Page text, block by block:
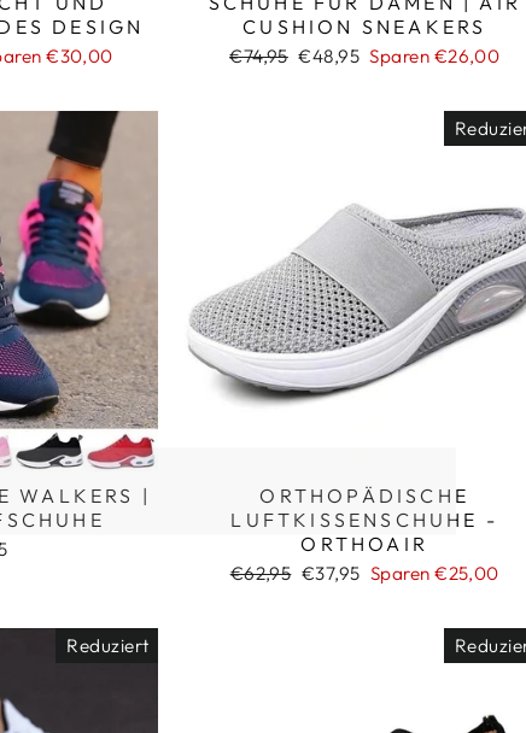
DESIGN
€30,00
CUSHION SNEAKERS
Normaler
€74,95 Sonderpreis
€48,95 Sparen €26,00
WALKERS |
ORTHOPÄDISCHE
LUFTKISSENSCHUHE -
ORTHOAIR
Normaler
€62,95 Sonderpreis
€37,95 Sparen €25,00
Reduziert